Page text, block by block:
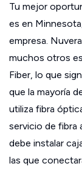
Tu mejor
es en
empresa.
muchos otros
Fiber, lo que
que la mayoría
utiliza fibra
servicio de fibra
debe instalar
las que